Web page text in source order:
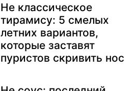
Не классическое
тирамису: 5 смелых
летних вариантов,
которые заставят
пуристов скривить нос